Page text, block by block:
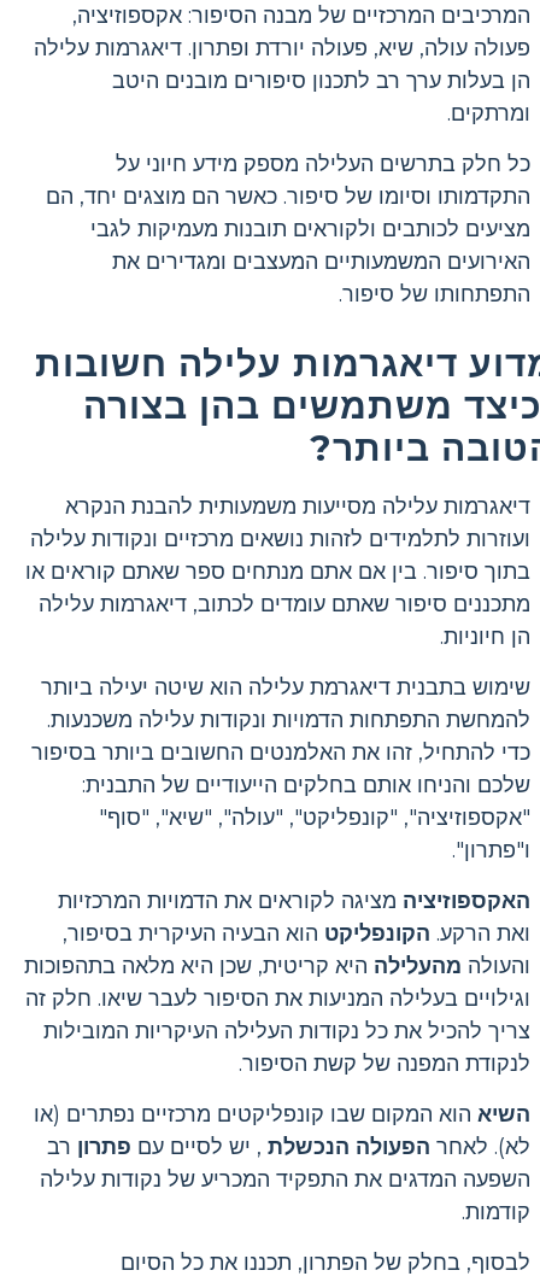
המרכיבים המרכזיים של מבנה הסיפור: אקספוזיציה,
פעולה עולה, שיא, פעולה יורדת ופתרון. דיאגרמות עלילה
הן בעלות ערך רב לתכנון סיפורים מובנים היטב
ומרתקים.
כל חלק בתרשים העלילה מספק מידע חיוני על
התקדמותו וסיומו של סיפור. כאשר הם מוצגים יחד, הם
מציעים לכותבים ולקוראים תובנות מעמיקות לגבי
האירועים המשמעותיים המעצבים ומגדירים את
התפתחותו של סיפור.
דיאגרמות עלילה חשובות
משתמשים בהן בצורה
ביותר?
דיאגרמות עלילה מסייעות משמעותית להבנת הנקרא
ועוזרות לתלמידים לזהות נושאים מרכזיים ונקודות עלילה
בתוך סיפור. בין אם אתם מנתחים ספר שאתם קוראים או
מתכננים סיפור שאתם עומדים לכתוב, דיאגרמות עלילה
הן חיוניות.
שימוש בתבנית דיאגרמת עלילה הוא שיטה יעילה ביותר
להמחשת התפתחות הדמויות ונקודות עלילה משכנעות.
כדי להתחיל, זהו את האלמנטים החשובים ביותר בסיפור
שלכם והניחו אותם בחלקים הייעודיים של התבנית:
"אקספוזיציה", "קונפליקט", "עולה", "שיא", "סוף"
ו"פתרון".
האקספוזיציה מציגה לקוראים את הדמויות המרכזיות
ואת הרקע. הקונפליקט הוא הבעיה העיקרית בסיפור,
והעולה מהעלילה היא קריטית, שכן היא מלאה בתהפוכות
וגילויים בעלילה המניעות את הסיפור לעבר שיאו. חלק זה
צריך להכיל את כל נקודות העלילה העיקריות המובילות
לנקודת המפנה של קשת הסיפור.
השיא הוא המקום שבו קונפליקטים מרכזיים נפתרים (או
לא). לאחר הפעולה הנכשלת , יש לסיים עם פתרון רב
השפעה המדגים את התפקיד המכריע של נקודות עלילה
קודמות.
לבסוף, בחלק של הפתרון, תכננו את כל הסיום